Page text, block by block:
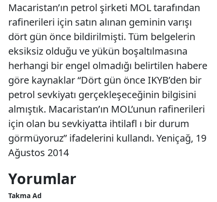
Macaristan’ın petrol şirketi MOL tarafından
rafinerileri için satın alınan geminin varışı
dört gün önce bildirilmişti. Tüm belgelerin
eksiksiz olduğu ve yükün boşaltılmasına
herhangi bir engel olmadığı belirtilen habere
göre kaynaklar “Dört gün önce IKYB’den bir
petrol sevkiyatı gerçekleşeceğinin bilgisini
almıştık. Macaristan’ın MOL’unun rafinerileri
için olan bu sevkiyatta ihtilafl ı bir durum
görmüyoruz” ifadelerini kullandı. Yeniçağ, 19
Ağustos 2014
Yorumlar
Takma Ad